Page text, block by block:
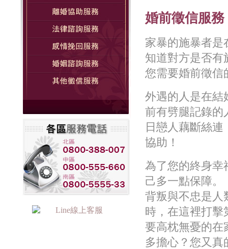
婚前徵信服務
家暴的施暴者是
知道對方是否有
您需要婚前徵信
外遇的人是在結
前有劈腿記錄的
日戀人藕斷絲
協助！
為了您的終身幸
己多一點保障。
背叛與不忠是人
時，在這裡打擊
要高枕無憂的在
多擔心？您又